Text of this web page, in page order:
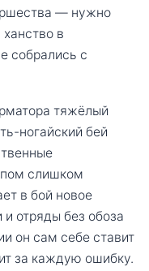
— нужно
в
собрались с
тяжёлый
ногайский бей
слишком
в бой новое
отряды без обоза
он сам себе ставит
за каждую ошибку.